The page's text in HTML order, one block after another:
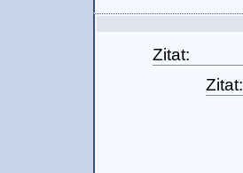
Zitat:
Zitat: